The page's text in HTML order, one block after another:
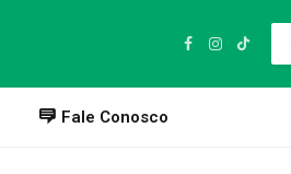
Facebook
Instagram
TikTok
Fale Conosco